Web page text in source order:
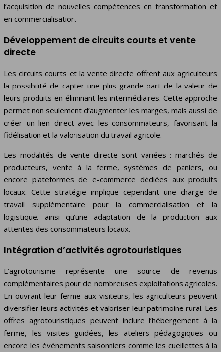
l’acquisition de nouvelles compétences en transformation et
en commercialisation.
Développement de circuits courts et vente
directe
Les circuits courts et la vente directe offrent aux agriculteurs
la possibilité de capter une plus grande part de la valeur de
leurs produits en éliminant les intermédiaires. Cette approche
permet non seulement d’augmenter les marges, mais aussi de
créer un lien direct avec les consommateurs, favorisant la
fidélisation et la valorisation du travail agricole.
Les modalités de vente directe sont variées : marchés de
producteurs, vente à la ferme, systèmes de paniers, ou
encore plateformes de e-commerce dédiées aux produits
locaux. Cette stratégie implique cependant une charge de
travail supplémentaire pour la commercialisation et la
logistique, ainsi qu’une adaptation de la production aux
attentes des consommateurs locaux.
Intégration d’activités agrotouristiques
L’agrotourisme représente une source de revenus
complémentaires pour de nombreuses exploitations agricoles.
En ouvrant leur ferme aux visiteurs, les agriculteurs peuvent
diversifier leurs activités et valoriser leur patrimoine rural. Les
offres agrotouristiques peuvent inclure l’hébergement à la
ferme, les visites guidées, les ateliers pédagogiques ou
encore les événements saisonniers comme les cueillettes à la